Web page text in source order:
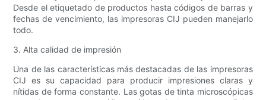
Desde el etiquetado de productos hasta códigos de barras y
fechas de vencimiento, las impresoras CIJ pueden manejarlo
todo.
3. Alta calidad de impresión
Una de las características más destacadas de las impresoras
CIJ es su capacidad para producir impresiones claras y
nítidas de forma constante. Las gotas de tinta microscópicas